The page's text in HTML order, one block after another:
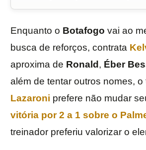
Enquanto o Botafogo vai ao
busca de reforços, contrata
aproxima de Ronald , Éber
além de tentar outros nomes, o
Lazaroni prefere não mudar
vitória por 2 a 1 sobre o
treinador preferiu valorizar o